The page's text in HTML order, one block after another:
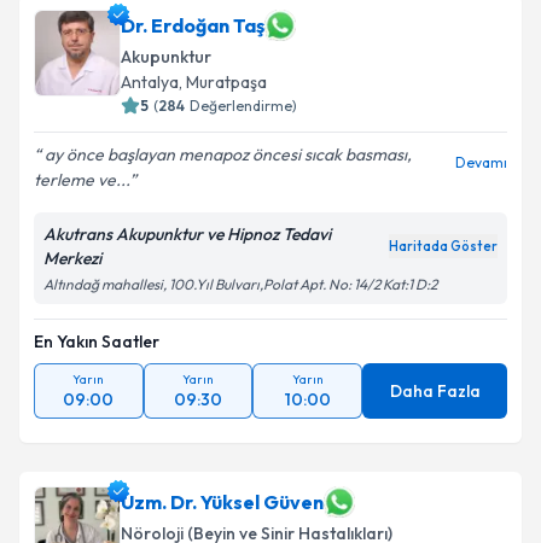
Dr. Erdoğan Taş
Akupunktur
Antalya, Muratpaşa
5 (284 Değerlendirme)
ay önce başlayan menapoz öncesi sıcak basması,
terleme ve...
Devamı
Akutrans Akupunktur ve Hipnoz Tedavi
Merkezi
Haritada Göster
Altındağ mahallesi, 100.Yıl Bulvarı,Polat Apt. No: 14/2 Kat:1 D:2
En Yakın Saatler
Yarın
09:00
Yarın
09:30
Yarın
10:00 Daha Fazla
Uzm. Dr. Yüksel Güven
Nöroloji (Beyin ve Sinir Hastalıkları)